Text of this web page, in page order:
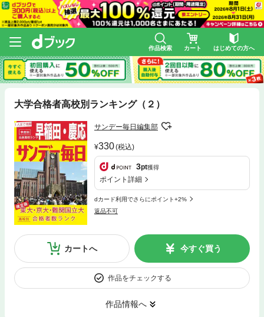
作品検索 カート はじめての方へ
大学合格者高校別ランキング（２）
サンデー毎日編集部
330(税込)
3pt獲得
ポイント詳細
dカード利用でさらにポイント+2%
返品不可
カートへ 今すぐ買う
作品をチェックする
作品情報へ